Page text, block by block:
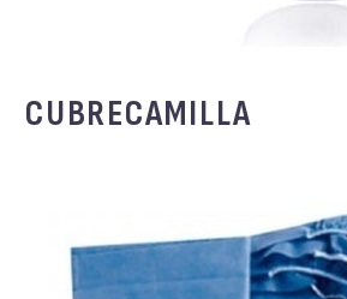
CUBRECAMILLA